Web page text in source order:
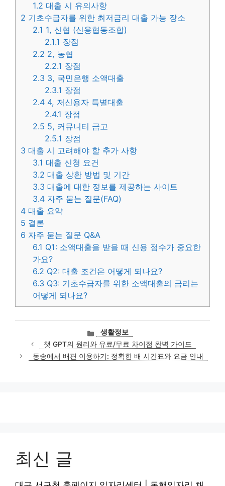
1.2 대출 시 유의사항
2 기초수급자를 위한 최저금리 대출 가능 장소
2.1 1, 신협 (신용협동조합)
2.1.1 장점
2.2 2, 농협
2.2.1 장점
2.3 3, 국민은행 소액대출
2.3.1 장점
2.4 4, 저신용자 특별대출
2.4.1 장점
2.5 5, 커뮤니티 금고
2.5.1 장점
3 대출 시 고려해야 할 추가 사항
3.1 대출 신청 요건
3.2 대출 상환 방법 및 기간
3.3 대출에 대한 정보를 제공하는 사이트
3.4 자주 묻는 질문(FAQ)
4 대출 요약
5 결론
6 자주 묻는 질문 Q&A
6.1 Q1: 소액대출을 받을 때 신용 점수가 중요한
가요?
6.2 Q2: 대출 조건은 어떻게 되나요?
6.3 Q3: 기초수급자를 위한 소액대출의 금리는
어떻게 되나요?
카
테
고
리
생활정보
챗 GPT의 원리와 유료/무료 차이점 완벽 가이드
동송에서 배편 이용하기: 정확한 배 시간표와 요금 안내
최신 글